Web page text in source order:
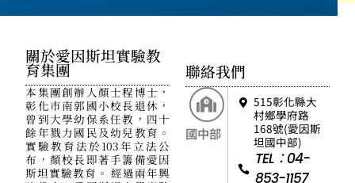
關於愛因斯坦實驗教
育集團
本集團創辦人顏士程博士，
彰化市南郭國小校長退休，
曾到大學幼保系任教，四十
餘年戮力國民及幼兒教育。
實驗教育法於103年立法公
布，顏校長即著手籌備愛因
斯坦實驗教育。 經過兩年興
聯絡我們
國中部
515彰化縣大
村鄉學府路
168號(愛因斯
坦國中部)
TEL：04-
853-1157